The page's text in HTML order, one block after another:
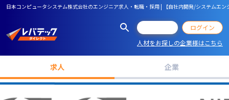
日本コンピュータシステム株式会社のエンジニア求人・転職・採用 | 【自社内開発/システムエ
ログイン
人材をお探しの企業様はこちら
求人 企業